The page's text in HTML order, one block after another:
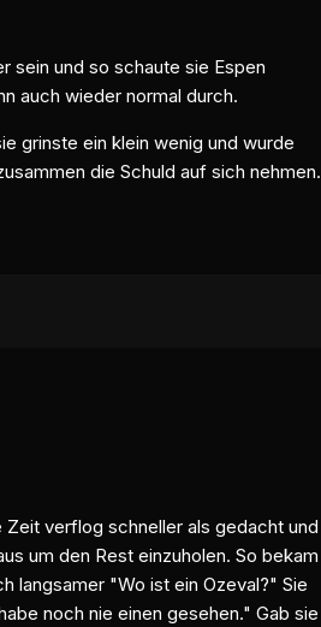
sein und so schaute sie Espen
auch wieder normal durch.
grinste ein klein wenig und wurde
die Schuld auf sich nehmen.
verflog schneller als gedacht und
um den Rest einzuholen. So bekam
langsamer "Wo ist einOzeval?" Sie
noch nie einen gesehen." Gab sie